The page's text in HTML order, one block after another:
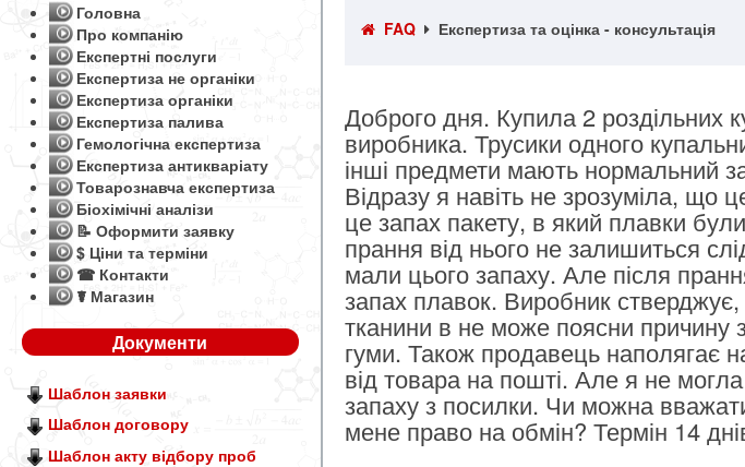
FAQ Експертиза та оцінка - консультація
Доброго дня. Купила 2 роздільних
виробника. Трусики одного
інші предмети мають нормальний
Відразу я навіть не зрозуміла, що
це запах пакету, в який плавки
прання від нього не залишиться
мали цього запаху. Але після
запах плавок. Виробник стверджує,
тканини в не може поясни причину
гуми. Також продавець наполягає
від товара на пошті. Але я не
запаху з посилки. Чи можна
мене право на обмін? Термін 14
Головна
Про компанію
Експертні послуги
Експертиза не органіки
Експертиза органіки
Експертиза палива
Гемологічна експертиза
Експертиза антикваріату
Товарознавча експертиза
Біохімічні аналізи
📝 Оформити заявку
$ Ціни та терміни
☎ Контакти
☤ Магазин
Документи
Шаблон заявки
Шаблон договору
Шаблон акту відбору проб